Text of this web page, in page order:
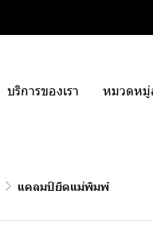
บริการของเรา หมวดหมู่
แคลมป์ยึดแม่พิมพ์